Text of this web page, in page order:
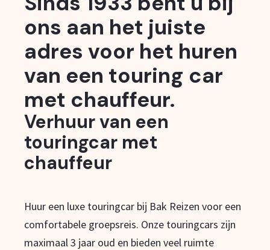
ons aan het juiste
adres voor het huren
van een touring car
met chauffeur.
Verhuur van een
touringcar met
chauffeur
Huur een luxe touringcar bij Bak Reizen voor een
comfortabele groepsreis. Onze touringcars zijn
maximaal 3 jaar oud en bieden veel ruimte